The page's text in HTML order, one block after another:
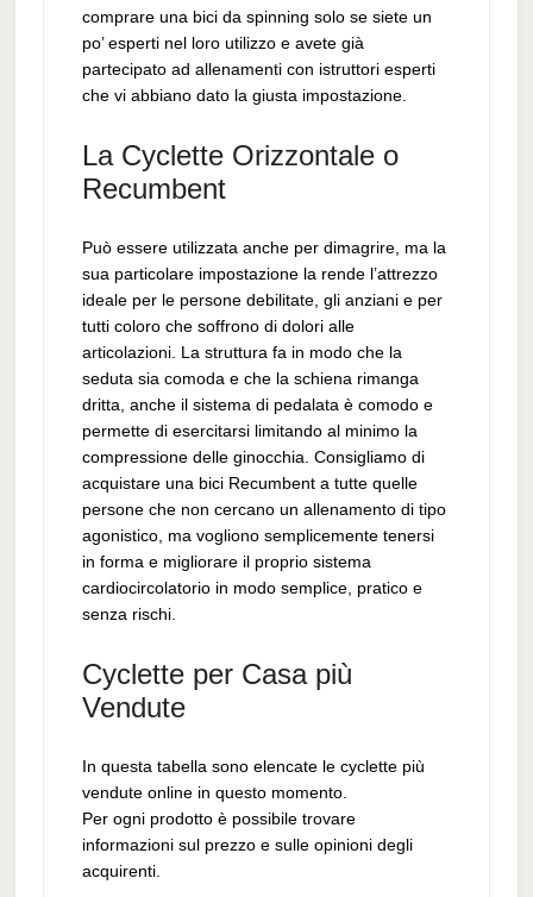
comprare una bici da spinning solo se siete un
po’ esperti nel loro utilizzo e avete già
partecipato ad allenamenti con istruttori esperti
che vi abbiano dato la giusta impostazione.
La Cyclette Orizzontale o
Recumbent
Può essere utilizzata anche per dimagrire, ma la
sua particolare impostazione la rende l’attrezzo
ideale per le persone debilitate, gli anziani e per
tutti coloro che soffrono di dolori alle
articolazioni. La struttura fa in modo che la
seduta sia comoda e che la schiena rimanga
dritta, anche il sistema di pedalata è comodo e
permette di esercitarsi limitando al minimo la
compressione delle ginocchia. Consigliamo di
acquistare una bici Recumbent a tutte quelle
persone che non cercano un allenamento di tipo
agonistico, ma vogliono semplicemente tenersi
in forma e migliorare il proprio sistema
cardiocircolatorio in modo semplice, pratico e
senza rischi.
Cyclette per Casa più
Vendute
In questa tabella sono elencate le cyclette più
vendute online in questo momento.
Per ogni prodotto è possibile trovare
informazioni sul prezzo e sulle opinioni degli
acquirenti.